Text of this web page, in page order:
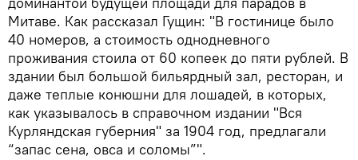
Митаве. Как рассказал Гущин: "В гостинице было
40 номеров, а стоимость однодневного
проживания стоила от 60 копеек до пяти рублей. В
здании был большой бильярдный зал, ресторан, и
даже теплые конюшни для лошадей, в которых,
как указывалось в справочном издании "Вся
Курляндская губерния" за 1904 год, предлагали
“запас сена, овса и соломы”".